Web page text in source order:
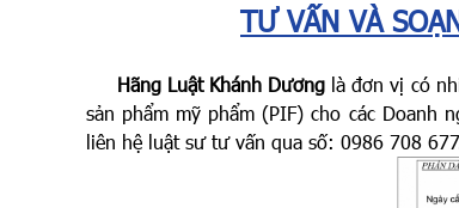
TƯ VẤN VÀ
Hãng Luật Khánh Dương là đơn vị có
sản phẩm mỹ phẩm (PIF) cho các Doanh
liên hệ luật sư tư vấn qua số: 0986 708